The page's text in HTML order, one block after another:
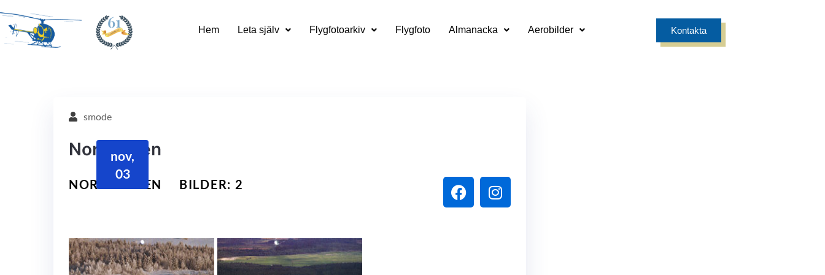
61 Hem Leta själv Flygfotoarkiv Flygfoto Almanacka Aerobilder Kontakta
nov,
03
smode
Norrbotten
NORRBOTTEN BILDER: 2